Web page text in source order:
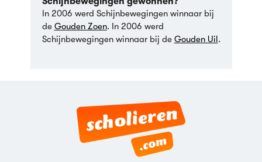
In 2006 werd Schijnbewegingen winnaar bij
de Gouden Zoen. In 2006 werd
Schijnbewegingen winnaar bij de Gouden Uil.